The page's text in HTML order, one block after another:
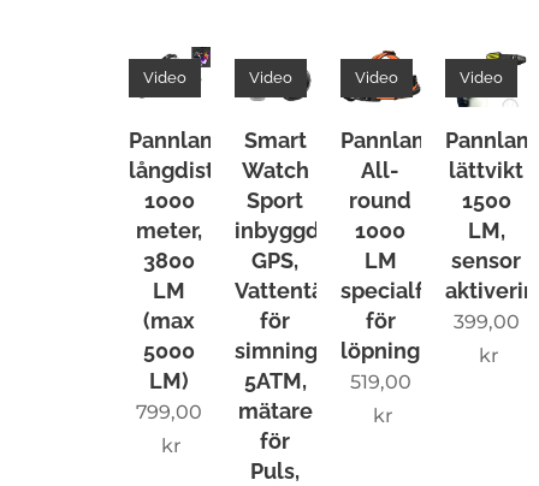
ätt - 14
dagars
köp Fri
frakt
Pannlampa
långdistans
1000
meter,
3800
LM
(max
5000
LM)
Video
799,00
kr
Smart
Watch
Sport
inbyggd
GPS,
Vattentät
för
simning
5ATM,
mätare
för
Puls,
Video
Pannlampa
All-
round
1000
LM
specialfunktion
för
löpning
Video
519,00
kr
lättvikt
1500
LM,
sensor
Video
399,00
kr